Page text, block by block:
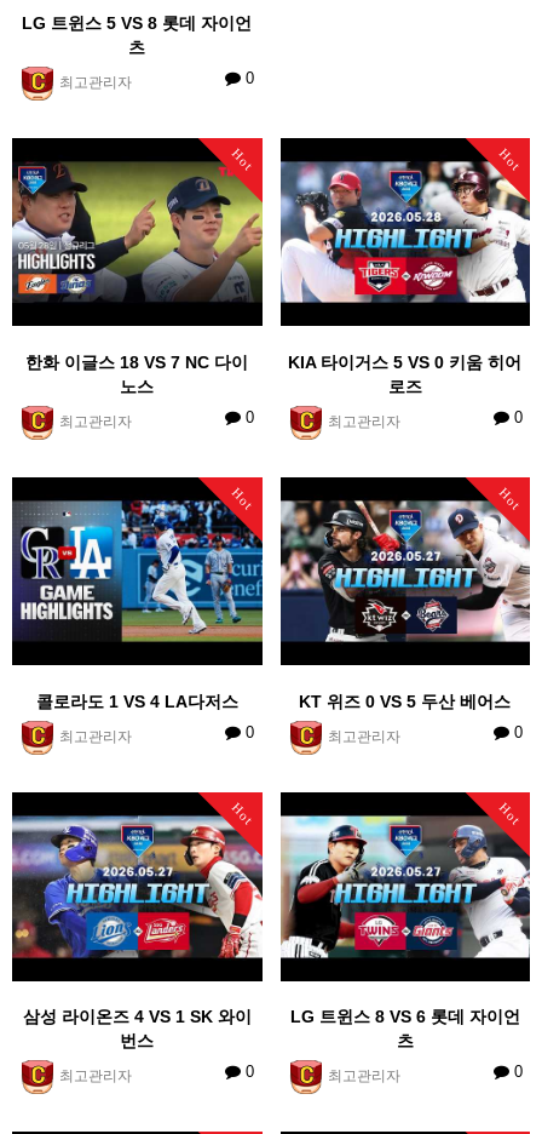
LG 트윈스 5 VS 8 롯데 자이언
츠
최고관리자 0
Hot
한화 이글스 18 VS 7 NC 다이
노스
최고관리자 0
Hot
KIA 타이거스 5 VS 0 키움 히어
로즈
최고관리자 0
Hot
콜로라도 1 VS 4 LA다저스
최고관리자 0
Hot
KT 위즈 0 VS 5 두산 베어스
최고관리자 0
Hot
삼성 라이온즈 4 VS 1 SK 와이
번스
최고관리자 0
Hot
LG 트윈스 8 VS 6 롯데 자이언
츠
최고관리자 0